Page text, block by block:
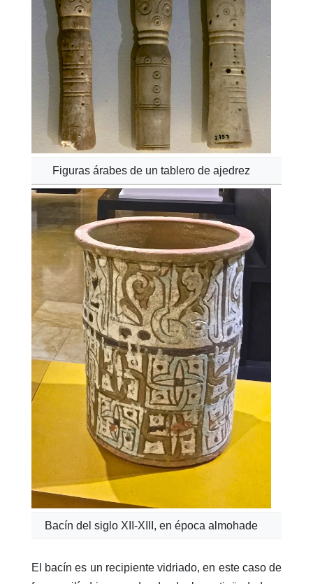
Figuras árabes de un tablero de ajedrez
Bacín del siglo XII-XIII, en época almohade
El bacín​ es un recipiente vidriado, en este caso de